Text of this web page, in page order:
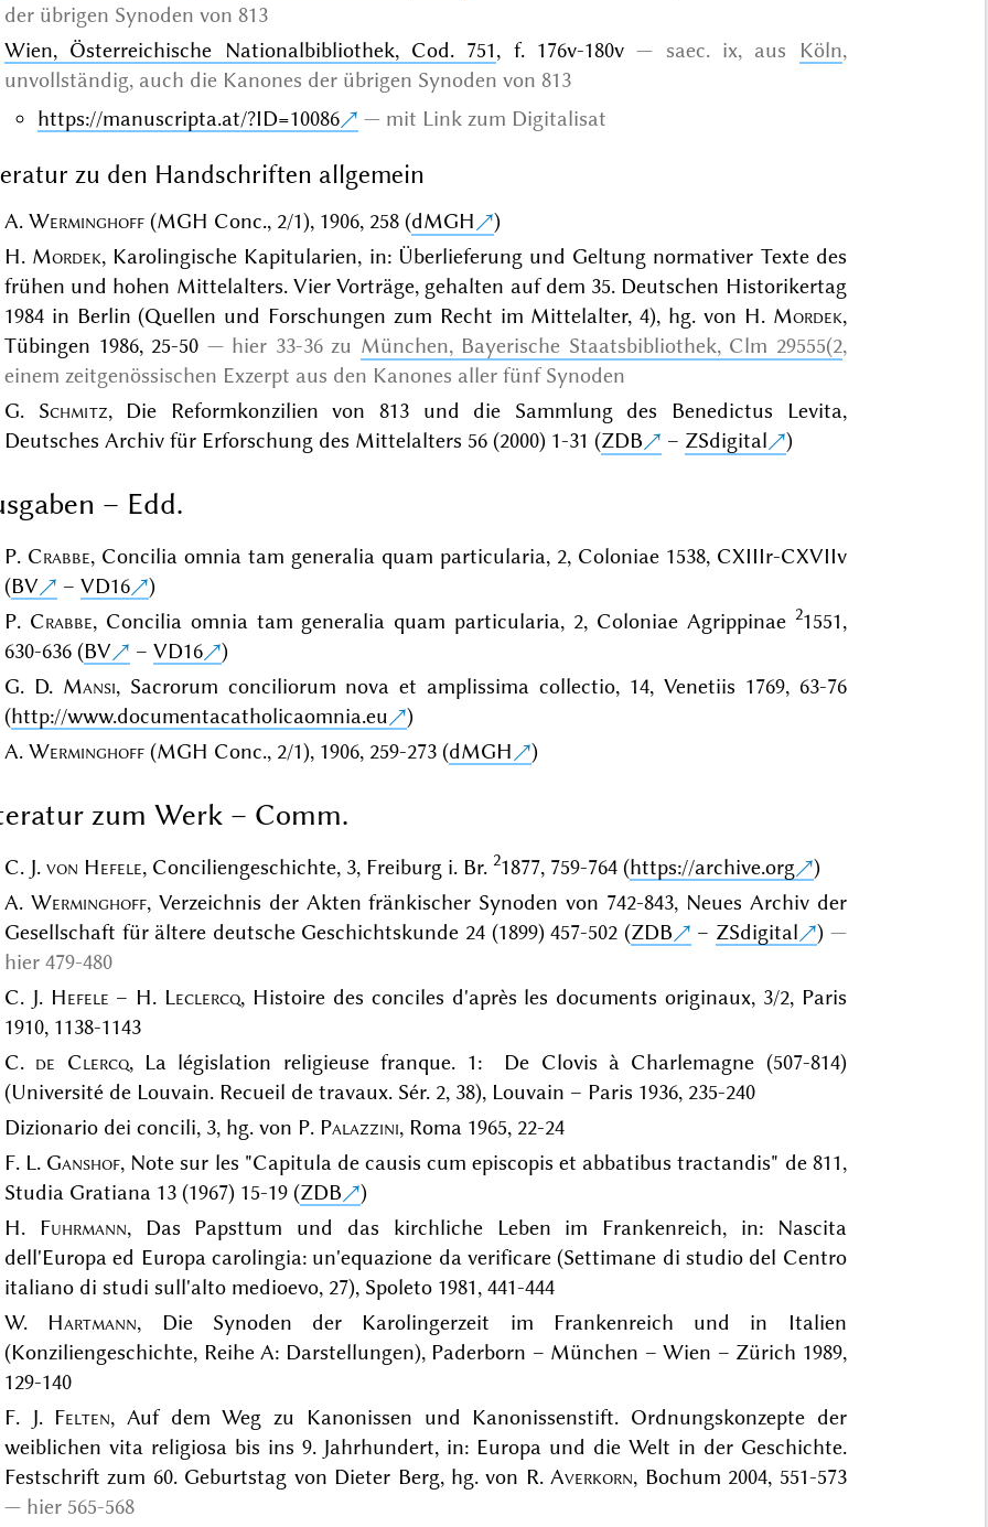
der übrigen Synoden von 813
Wien, Österreichische Nationalbibliothek, Cod. 751, f. 176v-180v saec. ix, aus Köln,
unvollständig, auch die Kanones der übrigen Synoden von 813
https://manuscripta.at/?ID=10086
mit Link zum Digitalisat
zu den Handschriften allgemein
A. Werminghoff(MGH Conc., 2/1), 1906, 258 (dMGH
)
H. Mordek, Karolingische Kapitularien, in: Überlieferung und Geltung normativer Texte des
frühen und hohen Mittelalters. Vier Vorträge, gehalten auf dem 35. Deutschen Historikertag
1984 in Berlin (Quellen und Forschungen zum Recht im Mittelalter, 4), hg. von H. Mordek,
Tübingen 1986, 25-50
hier 33-36 zu München, Bayerische Staatsbibliothek, Clm 29555(2,
einem zeitgenössischen Exzerpt aus den Kanones aller fünf Synoden
G. Schmitz, Die Reformkonzilien von 813 und die Sammlung des Benedictus Levita,
Deutsches Archiv für Erforschung des Mittelalters 56 (2000) 1-31 (ZDB – ZSdigital )
– Edd.
P. Crabbe, Concilia omnia tam generalia quam particularia, 2, Coloniae 1538, CXIIIr-CXVIIv
(BV – VD16
)
P. Crabbe, Concilia omnia tam generalia quam particularia, 2, Coloniae Agrippinae 21551,
630-636 (BV – VD16
)
G. D. Mansi, Sacrorum conciliorum nova et amplissima collectio, 14, Venetiis 1769, 63-76
(http://www.documentacatholicaomnia.eu
)
A. Werminghoff(MGH Conc., 2/1), 1906, 259-273 (dMGH )
zum Werk – Comm.
C. J. von Hefele, Conciliengeschichte, 3, Freiburg i. Br. 21877, 759-764 (https://archive.org
)
A. Werminghoff, Verzeichnis der Akten fränkischer Synoden von 742-843, Neues Archiv der
Gesellschaft für ältere deutsche Geschichtskunde 24 (1899) 457-502 (ZDB – ZSdigital
)
hier 479-480
C. J. Hefele – H. Leclercq, Histoire des conciles d'après les documents originaux, 3/2, Paris
1910, 1138-1143
C. de Clercq, La législation religieuse franque. 1: De Clovis à Charlemagne (507-814)
(Université de Louvain. Recueil de travaux. Sér. 2, 38), Louvain – Paris 1936, 235-240
Dizionario dei concili, 3, hg. von P. Palazzini, Roma 1965, 22-24
F. L. Ganshof, Note sur les "Capitula de causis cum episcopis et abbatibus tractandis" de 811,
Studia Gratiana 13 (1967) 15-19 (ZDB
)
H. Fuhrmann, Das Papsttum und das kirchliche Leben im Frankenreich, in: Nascita
dell'Europa ed Europa carolingia: un'equazione da verificare (Settimane di studio del Centro
italiano di studi sull'alto medioevo, 27), Spoleto 1981, 441-444
W. Hartmann, Die Synoden der Karolingerzeit im Frankenreich und in Italien
(Konziliengeschichte, Reihe A: Darstellungen), Paderborn – München – Wien – Zürich 1989,
129-140
F. J. Felten, Auf dem Weg zu Kanonissen und Kanonissenstift. Ordnungskonzepte der
weiblichen vita religiosa bis ins 9. Jahrhundert, in: Europa und die Welt in der Geschichte.
Festschrift zum 60. Geburtstag von Dieter Berg, hg. von R.Averkorn, Bochum 2004, 551-573
hier 565-568